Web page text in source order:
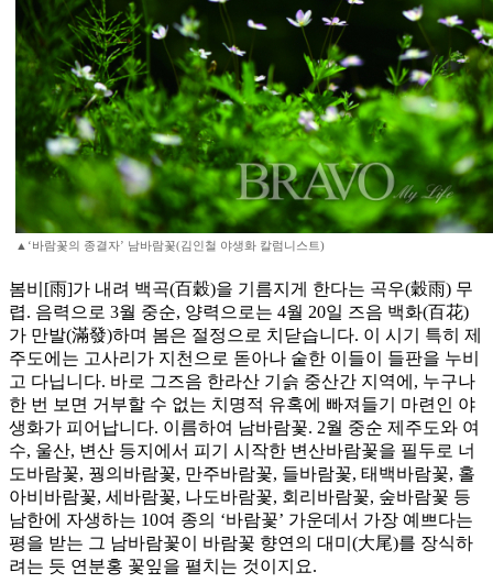
▲‘바람꽃의 종결자’ 남바람꽃(김인철 야생화 칼럼니스트)
봄비[雨]가 내려 백곡(百穀)을 기름지게 한다는 곡우(穀雨) 무
렵. 음력으로 3월 중순, 양력으로는 4월 20일 즈음 백화(百花)
가 만발(滿發)하며 봄은 절정으로 치닫습니다. 이 시기 특히 제
주도에는 고사리가 지천으로 돋아나 숱한 이들이 들판을 누비
고 다닙니다. 바로 그즈음 한라산 기슭 중산간 지역에, 누구나
한 번 보면 거부할 수 없는 치명적 유혹에 빠져들기 마련인 야
생화가 피어납니다. 이름하여 남바람꽃. 2월 중순 제주도와 여
수, 울산, 변산 등지에서 피기 시작한 변산바람꽃을 필두로 너
도바람꽃, 꿩의바람꽃, 만주바람꽃, 들바람꽃, 태백바람꽃, 홀
아비바람꽃, 세바람꽃, 나도바람꽃, 회리바람꽃, 숲바람꽃 등
남한에 자생하는 10여 종의 ‘바람꽃’ 가운데서 가장 예쁘다는
평을 받는 그 남바람꽃이 바람꽃 향연의 대미(大尾)를 장식하
려는 듯 연분홍 꽃잎을 펼치는 것이지요.